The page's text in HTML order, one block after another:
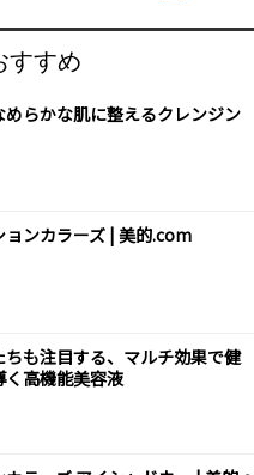
すすめ
らかな肌に整えるクレンジン
ョンカラーズ | 美的.com
も注目する、マルチ効果で健
く高機能美容液